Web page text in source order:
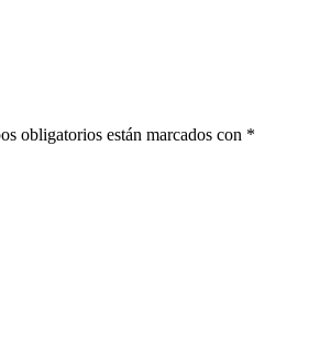
obligatorios están marcados con *